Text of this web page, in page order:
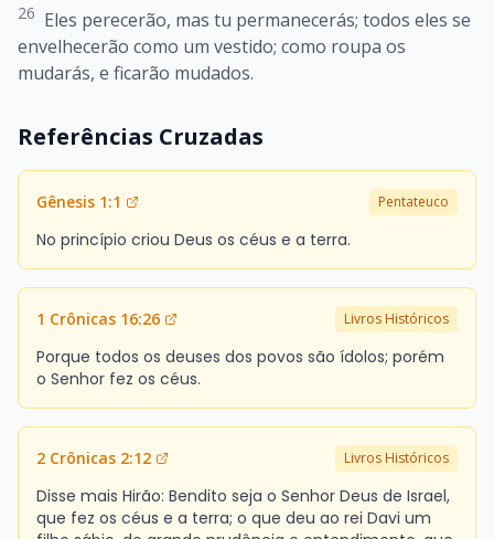
26 Eles perecerão, mas tu permanecerás; todos eles se
envelhecerão como um vestido; como roupa os
mudarás, e ficarão mudados.
Referências Cruzadas
Gênesis 1:1 Pentateuco
No princípio criou Deus os céus e a terra.
1 Crônicas 16:26 Livros Históricos
Porque todos os deuses dos povos são ídolos; porém
o Senhor fez os céus.
2 Crônicas 2:12 Livros Históricos
Disse mais Hirão: Bendito seja o Senhor Deus de Israel,
que fez os céus e a terra; o que deu ao rei Davi um